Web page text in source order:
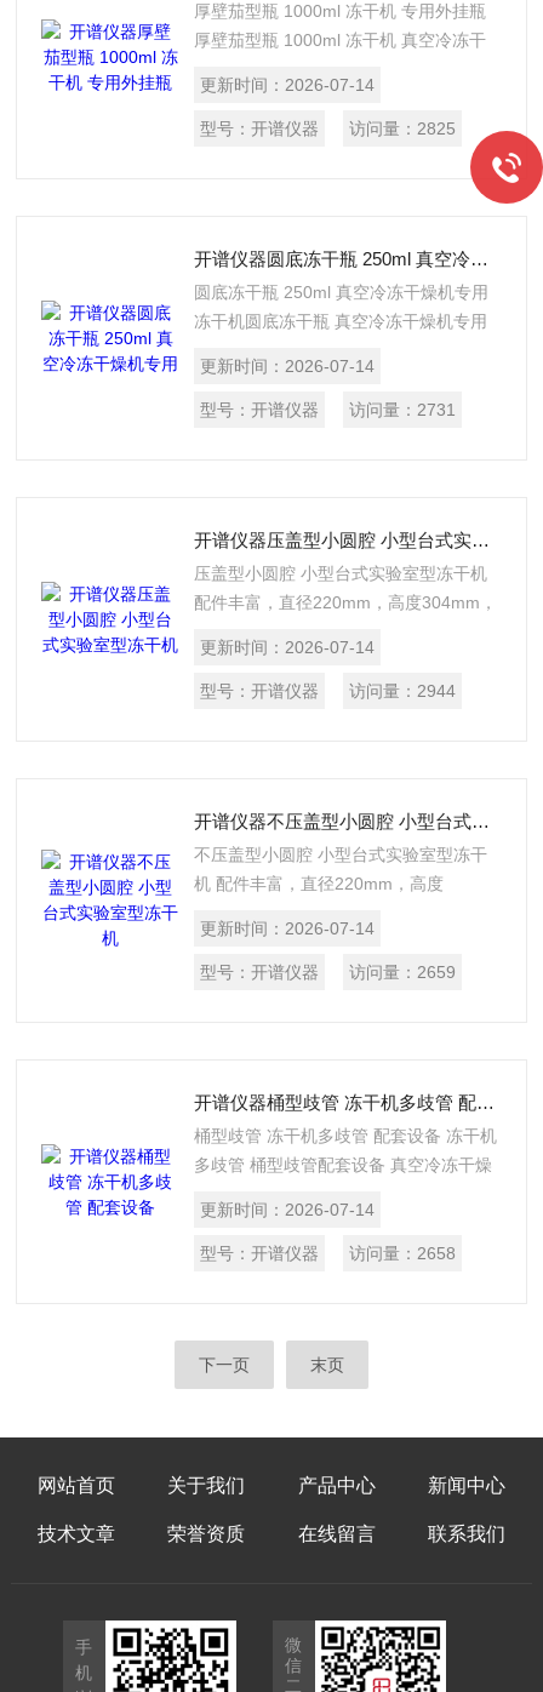
厚壁茄型瓶 1000ml 冻干机 专用外挂瓶
厚壁茄型瓶 1000ml 冻干机 真空冷冻干
更新时间： 2026-07-14
型号： 开谱仪器 访问量： 2825
开谱仪器圆底冻干瓶 250ml 真空冷冻干燥机专用
圆底冻干瓶 250ml 真空冷冻干燥机专用
冻干机圆底冻干瓶 真空冷冻干燥机专用
更新时间： 2026-07-14
型号： 开谱仪器 访问量： 2731
开谱仪器压盖型小圆腔 小型台式实验室型冻干机
压盖型小圆腔 小型台式实验室型冻干机
配件丰富，直径220mm，高度304mm，
更新时间： 2026-07-14
型号： 开谱仪器 访问量： 2944
开谱仪器不压盖型小圆腔 小型台式实验室型冻干机
不压盖型小圆腔 小型台式实验室型冻干
机 配件丰富，直径220mm，高度
50ml（14根）
更新时间： 2026-07-14
型号： 开谱仪器 访问量： 2659
开谱仪器桶型歧管 冻干机多歧管 配套设备
桶型歧管 冻干机多歧管 配套设备 冻干机
多歧管 桶型歧管配套设备 真空冷冻干燥
种冻干瓶 2、顶盖铝材一体加工,保障真空
度和耐久性 3、顶盖分离,降低因高度和重
更新时间： 2026-07-14
型号： 开谱仪器 访问量： 2658
下一页 末页
网站首页 关于我们 产品中心 新闻中心
技术文章 荣誉资质 在线留言 联系我们
手
机
微
信
二